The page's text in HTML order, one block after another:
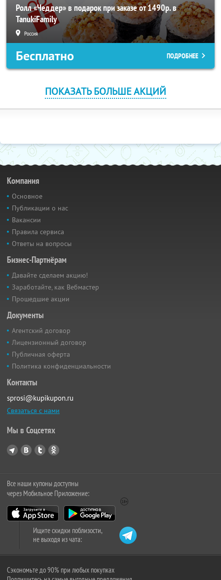
Ролл «Чеддер» в подарок при заказе от 1490р. в
TanukiFamily
Россия
Бесплатно ПОДРОБНЕЕ
ПОКАЗАТЬ БОЛЬШЕ АКЦИЙ
Компания
Основное
Публикации о нас
Вакансии
Правила сервиса
Ответы на вопросы
Бизнес-Партнёрам
Давайте сделаем акцию!
Заработайте, как Вебмастер
Прошедшие акции
Документы
Агентский договор
Лицензионный договор
Публичная оферта
Политика конфиденциальности
Контакты
sprosi@kupikupon.ru
Связаться с нами
Мы в Соцсетях
Все наши купоны доступны
через Мобильное Приложение:
Ищите скидки поблизости,
не выходя из чата:
Сэкономьте до 90% при любых покупках